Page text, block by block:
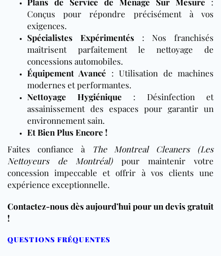
Plans de Service de Ménage Sur Mesure :
Conçus pour répondre précisément à vos
exigences.
Spécialistes Expérimentés: Nos franchisés
maîtrisent parfaitement le nettoyage de
concessions automobiles.
Équipement Avancé : Utilisation de machines
modernes et performantes.
Nettoyage Hygiénique : Désinfection et
assainissement des espaces pour garantir un
environnement sain.
Et Bien Plus Encore !
Faites confiance à
The Montreal Cleaners (Les
Nettoyeurs de Montréal)pour maintenir votre
concession impeccable et offrir à vos clients une
expérience exceptionnelle.
Contactez-nous dès aujourd’hui pour un devis gratuit
!
QUESTIONS FRÉQUENTES